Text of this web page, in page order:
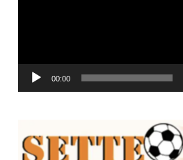
00:00